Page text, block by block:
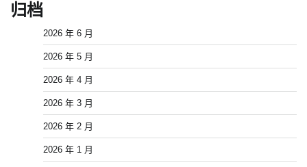
归档
2026 年 6 月
2026 年 5 月
2026 年 4 月
2026 年 3 月
2026 年 2 月
2026 年 1 月